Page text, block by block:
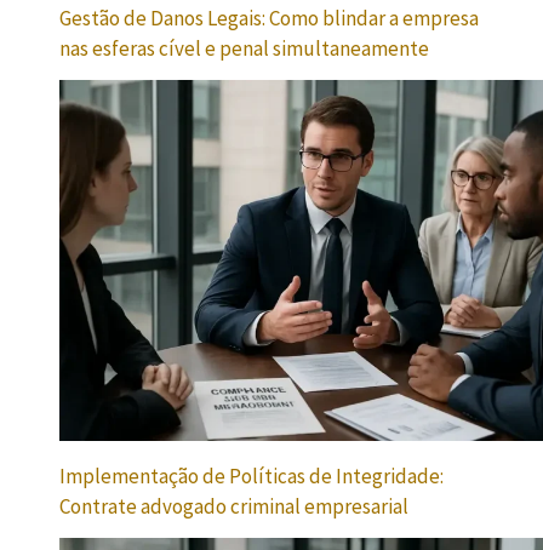
Gestão de Danos Legais: Como blindar a empresa
nas esferas cível e penal simultaneamente
Implementação de Políticas de Integridade:
Contrate advogado criminal empresarial